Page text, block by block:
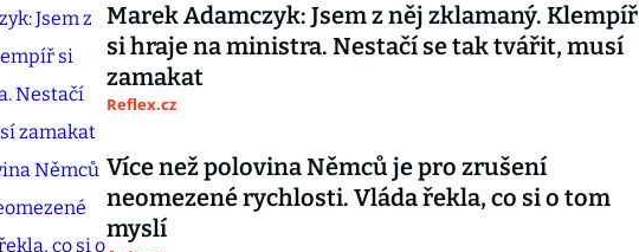
Marek Adamczyk: Jsem z něj zklamaný. Klempíř
si hraje na ministra. Nestačí se tak tvářit, musí
zamakat
Reflex.cz
Více než polovina Němců je pro zrušení
neomezené rychlosti. Vláda řekla, co si o tom
myslí